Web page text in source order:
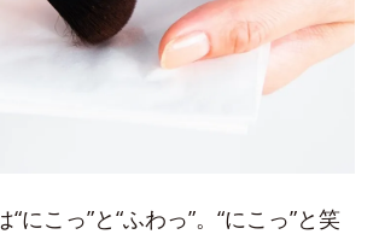
にこっ”と“ふわっ”。“にこっ”と笑